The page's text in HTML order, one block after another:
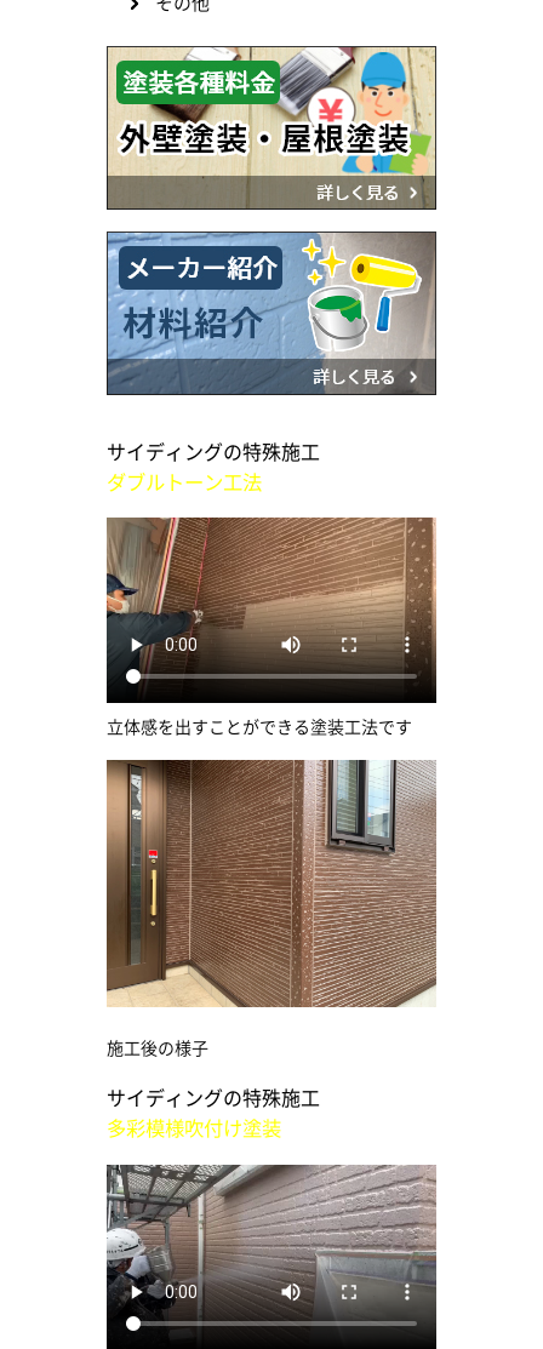
サイディングの特殊施工
ダブルトーン工法
立体感を出すことができる塗装工法です
施工後の様子
サイディングの特殊施工
多彩模様吹付け塗装